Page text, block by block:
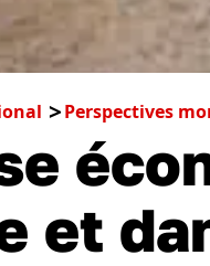
Perspectives
et